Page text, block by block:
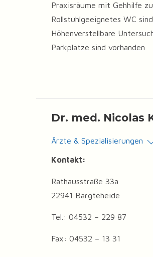
Praxisräume mit Gehhilfe
Rollstuhlgeeignetes WC
Höhenverstellbare
Parkplätze sind vorhanden
Dr. med. Nicolas
Ärzte & Spezialisierungen
Kontakt:
Rathausstraße 33a
22941 Bargteheide
Tel.: 04532 – 229 87
Fax: 04532 – 13 31